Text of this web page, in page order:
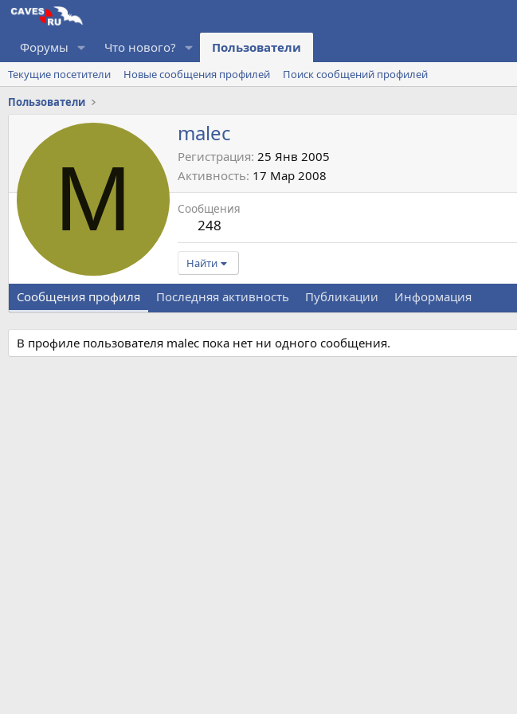
Форумы Что нового? Пользователи
Текущие посетители Новые сообщения профилей
Поиск сообщений профилей
Пользователи
M
malec
Регистрация 25 Янв 2005
Активность 17 Мар 2008
Сообщения
248
Найти
Сообщения профиля Последняя активность Публикации Информация
В профиле пользователя malec пока нет ни одного сообщения.